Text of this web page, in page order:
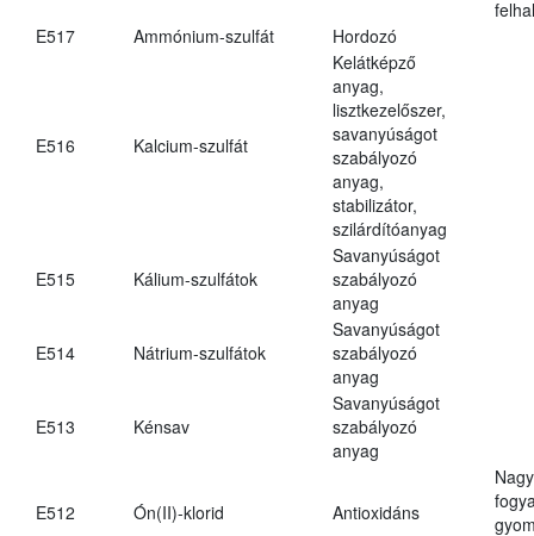
E517
Ammónium-szulfát Hordozó
E516 Kalcium-szulfát
Kelátképző
anyag,
lisztkezelőszer,
savanyúságot
szabályozó
anyag,
stabilizátor,
szilárdítóanyag
E515 Kálium-szulfátok
Savanyúságot
szabályozó
anyag
E514 Nátrium-szulfátok
Savanyúságot
szabályozó
anyag
E513 Kénsav
Savanyúságot
szabályozó
anyag
E512 Ón(II)-klorid Antioxidáns